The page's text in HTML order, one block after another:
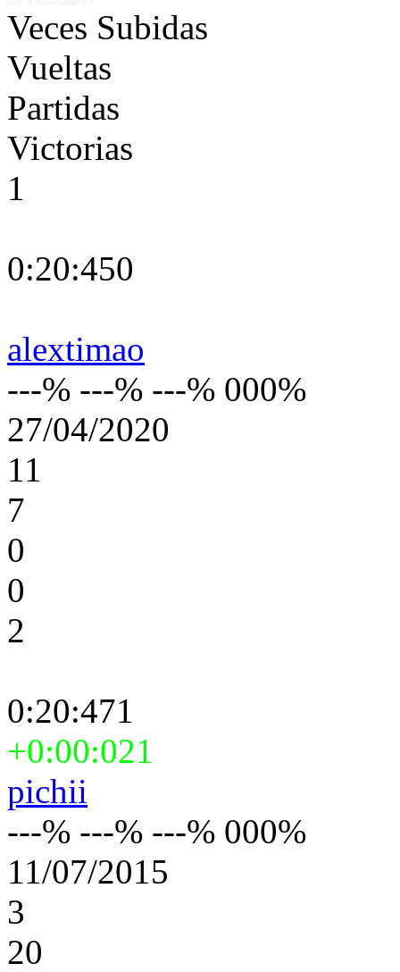
Veces Subidas
Vueltas
Partidas
Victorias
1
0:20:450
alextimao
---% ---% ---% 000%
27/04/2020
11
7
0
0
2
0:20:471
+0:00:021
pichii
---% ---% ---% 000%
11/07/2015
3
20